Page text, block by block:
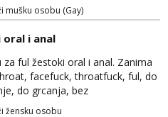
pusenje/ najlonke…ako bude
nastaviti povremena vidanja
diskreciju,sto bude u sobi
Jace sam grade 180cm 110kg.
dogovor o lokaciji i vremenu ja
hotel. Odgovara mi cijela
mušku osobu (Gay)
oral i anal
za ful žestoki oral i anal. Zanima
facefuck, throatfuck, ful, do
do grcanja, bez
- fisting (ili big insertions),
žensku osobu